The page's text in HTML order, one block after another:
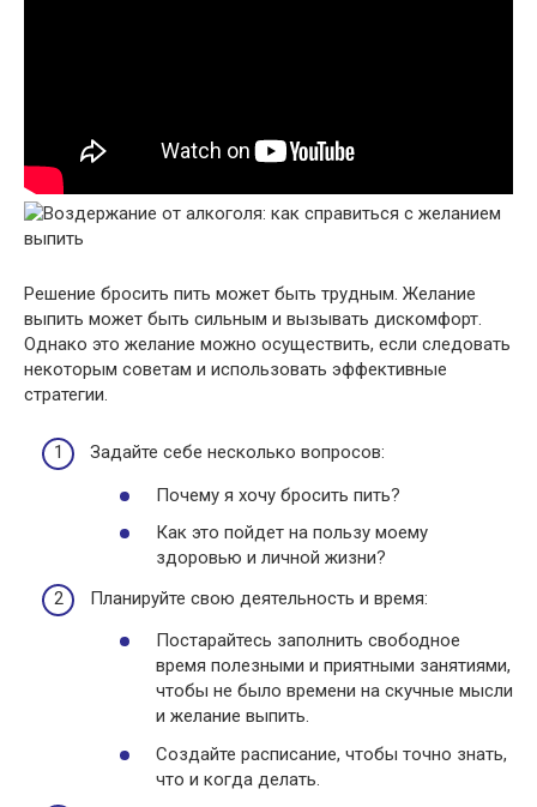
Решение бросить пить может быть трудным. Желание
выпить может быть сильным и вызывать дискомфорт.
Однако это желание можно осуществить, если следовать
некоторым советам и использовать эффективные
стратегии.
Задайте себе несколько вопросов:
Почему я хочу бросить пить?
Как это пойдет на пользу моему
здоровью и личной жизни?
Планируйте свою деятельность и время:
Постарайтесь заполнить свободное
время полезными и приятными занятиями,
чтобы не было времени на скучные мысли
и желание выпить.
Создайте расписание, чтобы точно знать,
что и когда делать.